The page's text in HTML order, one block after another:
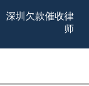
深圳欠款催收律
师